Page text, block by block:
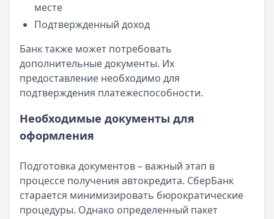
месте
Подтвержденный доход
Банк также может потребовать
дополнительные документы. Их
предоставление необходимо для
подтверждения платежеспособности.
Необходимые документы для
оформления
Подготовка документов – важный этап в
процессе получения автокредита. СберБанк
старается минимизировать бюрократические
процедуры. Однако определенный пакет